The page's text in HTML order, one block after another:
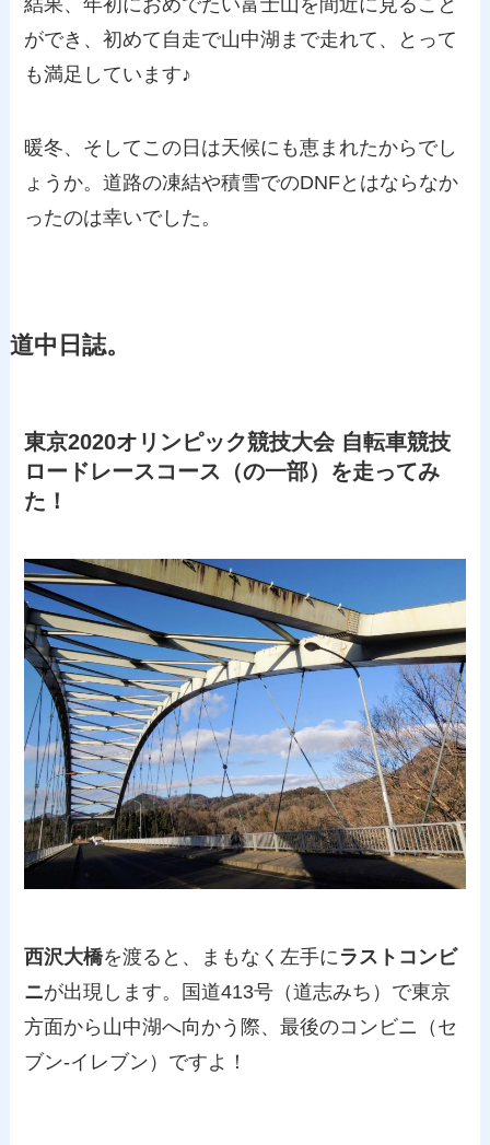
ができ、初めて自走で山中湖まで走れて、とって
も満足しています♪
暖冬、そしてこの日は天候にも恵まれたからでし
ょうか。道路の凍結や積雪でのDNFとはならなか
ったのは幸いでした。
道中日誌。
東京2020オリンピック競技大会 自転車競技
ロードレースコース（の一部）を走ってみ
た！
西沢大橋を渡ると、まもなく左手にラストコンビ
ニが出現します。国道413号（道志みち）で東京
方面から山中湖へ向かう際、最後のコンビニ（セ
ブン-イレブン）ですよ！